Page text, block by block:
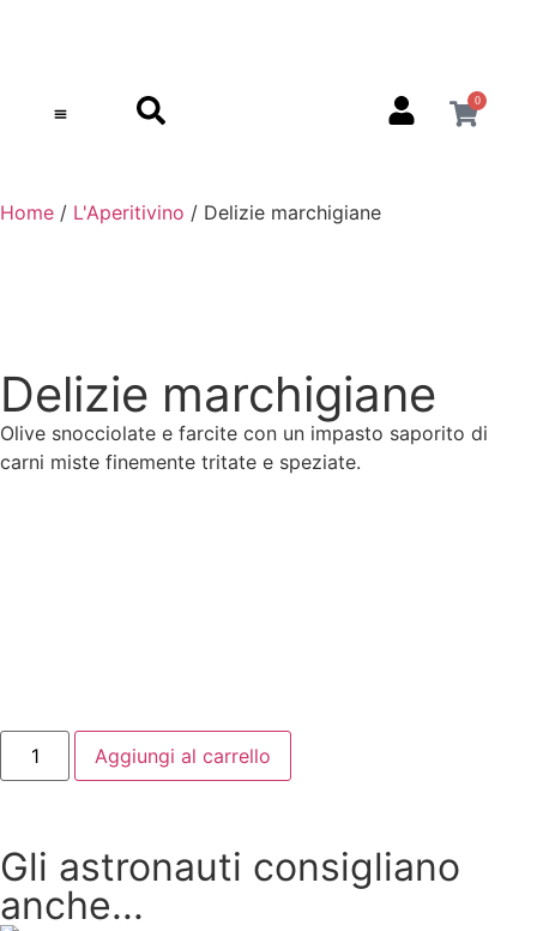
0
Home / L'Aperitivino / Delizie marchigiane
Delizie marchigiane
Olive snocciolate e farcite con un impasto saporito di
carni miste finemente tritate e speziate.
Aggiungi al carrello
Gli astronauti consigliano
anche...